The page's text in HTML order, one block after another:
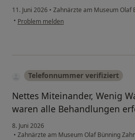
11. Juni 2026 • Zahnärzte am Museum Olaf
• Problem melden
Telefonnummer verifiziert
Nettes Miteinander, Wenig
waren alle Behandlungen
8. Juni 2026
• Zahnärzte am Museum Olaf Bünning